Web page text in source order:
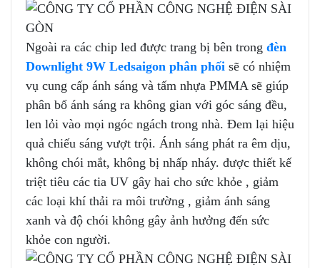
Ngoài ra các chip led được trang bị bên trong đèn
Downlight 9W Ledsaigon phân phối sẽ có nhiệm
vụ cung cấp ánh sáng và tấm nhựa PMMA sẽ giúp
phân bổ ánh sáng ra không gian với góc sáng đều,
len lỏi vào mọi ngóc ngách trong nhà. Đem lại hiệu
quả chiếu sáng vượt trội. Ánh sáng phát ra êm dịu,
không chói mắt, không bị nhấp nháy. được thiết kế
triệt tiêu các tia UV gây hai cho sức khỏe , giảm
các loại khí thải ra môi trường , giảm ánh sáng
xanh và độ chói không gây ảnh hưởng đến sức
khỏe con người.